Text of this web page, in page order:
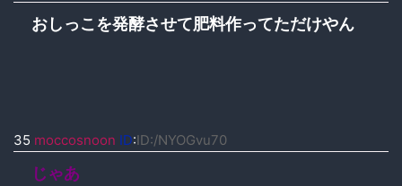
おしっこを発酵させて肥料作ってただけやん
35 moccosnoon ID:ID:/NYOGvu70
じゃあ